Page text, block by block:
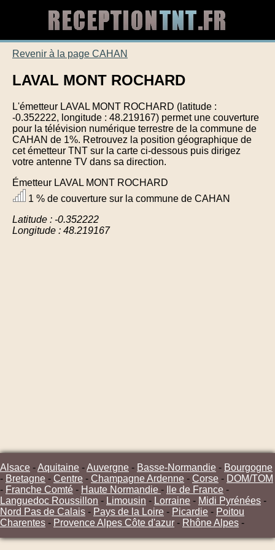
Revenir à la page CAHAN
LAVAL MONT ROCHARD
L'émetteur LAVAL MONT ROCHARD (latitude :
-0.352222, longitude : 48.219167) permet une couverture
pour la télévision numérique terrestre de la commune de
CAHAN de 1%. Retrouvez la position géographique de
cet émetteur TNT sur la carte ci-dessous puis dirigez
votre antenne TV dans sa direction.
Émetteur LAVAL MONT ROCHARD
1 % de couverture sur la commune de CAHAN
Latitude : -0.352222
Longitude : 48.219167
Alsace -Aquitaine -Auvergne - Basse-Normandie - Bourgogne
- Bretagne - Centre - Champagne Ardenne - Corse - DOM/TOM
- Franche Comté - Haute Normandie - Ile de France -
Languedoc Roussillon - Limousin - Lorraine - Midi Pyrénées -
Nord Pas de Calais - Pays de la Loire - Picardie - Poitou
Charentes - Provence Alpes Côte d'azur - Rhône Alpes -